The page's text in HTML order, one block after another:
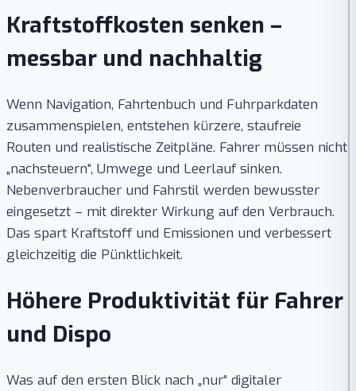
Kraftstoffkosten senken –
messbar und nachhaltig
Wenn Navigation, Fahrtenbuch und Fuhrparkdaten
zusammenspielen, entstehen kürzere, staufreie
Routen und realistische Zeitpläne. Fahrer müssen nicht
„nachsteuern“, Umwege und Leerlauf sinken.
Nebenverbraucher und Fahrstil werden bewusster
eingesetzt – mit direkter Wirkung auf den Verbrauch.
Das spart Kraftstoff und Emissionen und verbessert
gleichzeitig die Pünktlichkeit.
Höhere Produktivität für Fahrer
und Dispo
Was auf den ersten Blick nach „nur“ digitaler